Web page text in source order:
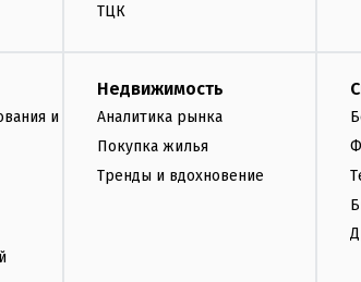
ТЦК
и
Недвижимость
Аналитика рынка
Покупка жилья
Тренды и вдохновение